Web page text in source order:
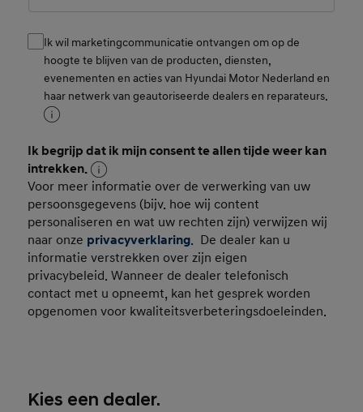
Consent
Ik wil marketingcommunicatie ontvangen om op de
hoogte te blijven van de producten, diensten,
evenementen en acties van Hyundai Motor Nederland en
haar netwerk van geautoriseerde dealers en reparateurs.
Consent Persoonsgegevens
Ik begrijp dat ik mijn consent te allen tijde weer kan
intrekken.
Voor meer informatie over de verwerking van uw
persoonsgegevens (bijv. hoe wij content
personaliseren en wat uw rechten zijn) verwijzen wij
naar onze privacyverklaring. De dealer kan u
informatie verstrekken over zijn eigen
privacybeleid. Wanneer de dealer telefonisch
contact met u opneemt, kan het gesprek worden
opgenomen voor kwaliteitsverbeteringsdoeleinden.
Kies een dealer.